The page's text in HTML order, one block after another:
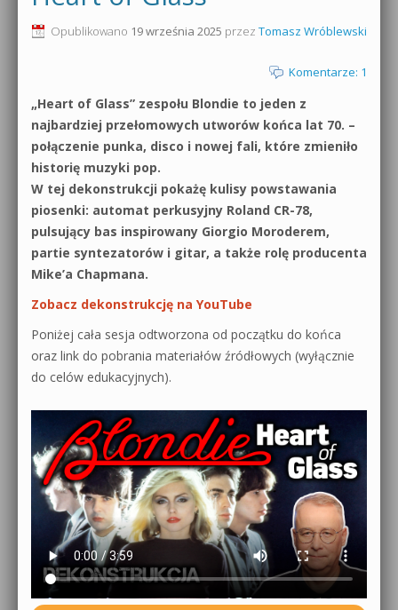
Produkcja muzyczna od podstaw
Sound Forge od podstaw
Dubstep z syntezatorem Massive
Kontakt 5 Kompendium
Pakiety
0dB.pl - informacje
Materiały dla mediów
Archiwum aktualności
Polityka prywatności
Regulamin
Działanie sklepu internetowego
Wyszukiwanie
Opublikowano 19 września 2025 przez Tomasz Wróblewski
Komentarze: 1
„Heart of Glass” zespołu Blondie to jeden z
najbardziej przełomowych utworów końca lat 70. –
połączenie punka, disco i nowej fali, które zmieniło
historię muzyki pop.
W tej dekonstrukcji pokażę kulisy powstawania
piosenki: automat perkusyjny Roland CR-78,
pulsujący bas inspirowany Giorgio Moroderem,
partie syntezatorów i gitar, a także rolę producenta
Mike’a Chapmana.
Zobacz dekonstrukcję na YouTube
Poniżej cała sesja odtworzona od początku do końca
oraz link do pobrania materiałów źródłowych (wyłącznie
do celów edukacyjnych).